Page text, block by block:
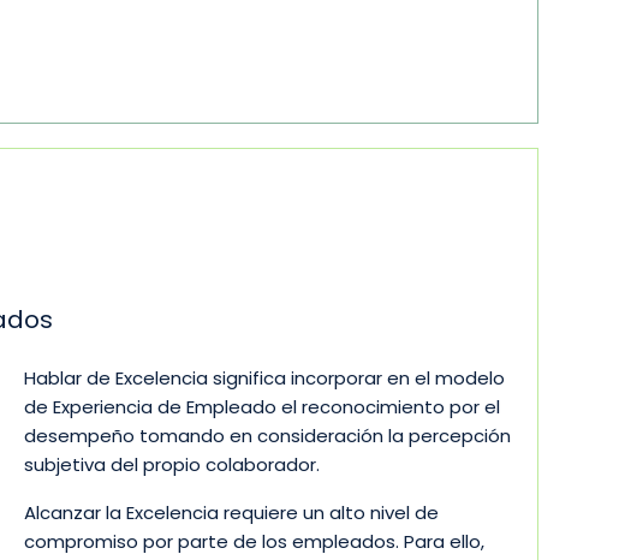
Hablar de Excelencia significa incorporar en el modelo
de Experiencia de Empleado el reconocimiento por el
desempeño tomando en consideración la percepción
subjetiva del propio colaborador.
Alcanzar la Excelencia requiere un alto nivel de
compromiso por parte de los empleados. Para ello,